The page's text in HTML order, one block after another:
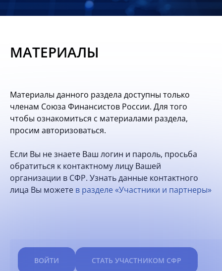
Материалы
опытом
Вступить
МАТЕРИАЛЫ
Материалы данного раздела доступны только
членам Союза Финансистов России. Для того
чтобы ознакомиться с материалами раздела,
просим авторизоваться.
Если Вы не знаете Ваш логин и пароль, просьба
обратиться к контактному лицу Вашей
организации в СФР. Узнать данные контактного
лица Вы можете в разделе «Участники и партнеры»
ВОЙТИ СТАТЬ УЧАСТНИКОМ СФР